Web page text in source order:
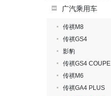
广汽乘用车
传祺M8
传祺GS4
影豹
传祺GS4 COUPE
传祺M6
传祺GA4 PLUS